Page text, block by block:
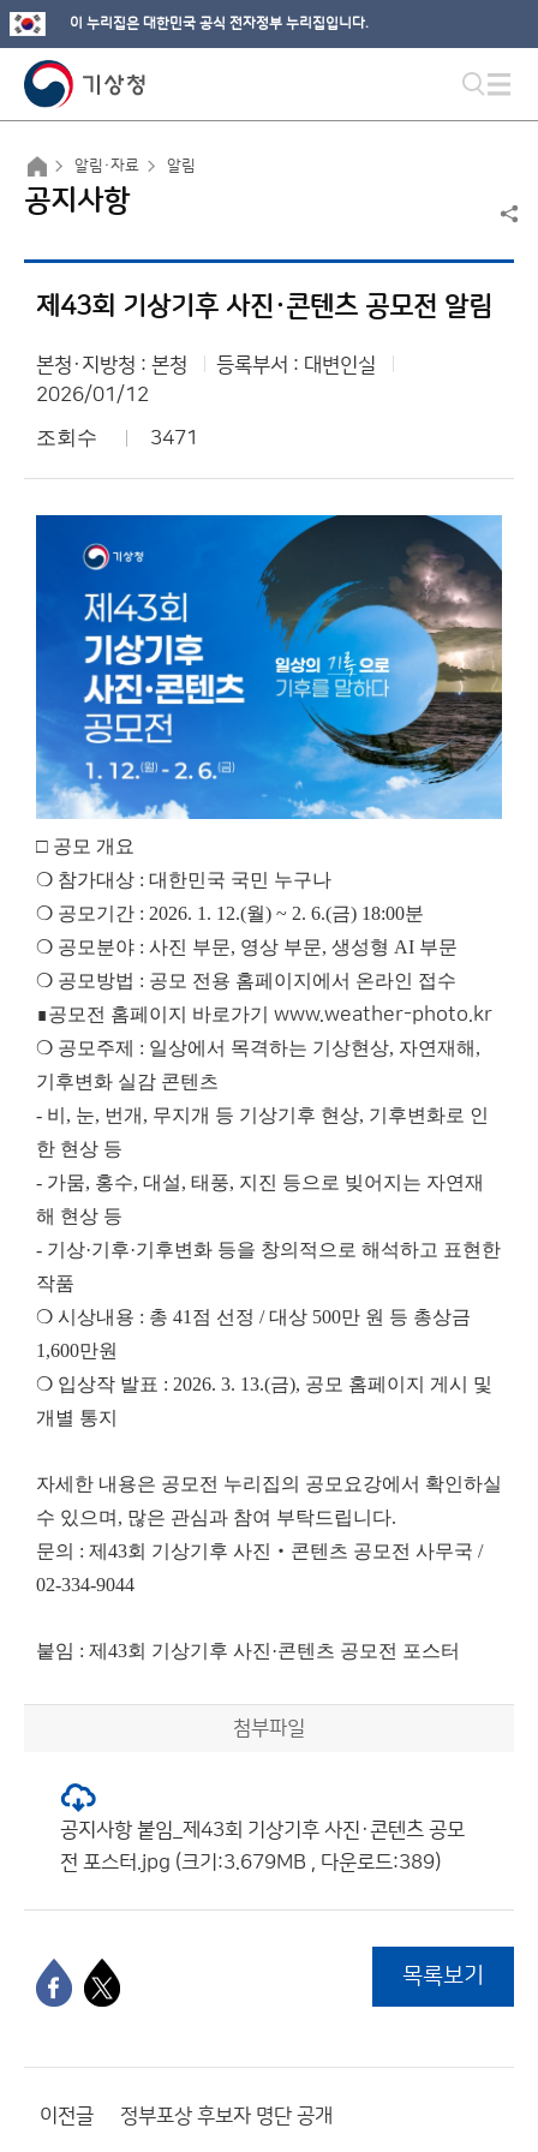
이 누리집은 대한민국 공식 전자정부 누리집입니다.
알림·자료 알림
공지사항
제43회 기상기후 사진·콘텐츠 공모전 알림
본청·지방청 : 본청
등록부서 : 대변인실
2026/01/12
조회수 3471
□ 공모 개요
❍ 참가대상 : 대한민국 국민 누구나
❍ 공모기간 : 2026. 1. 12.(월) ~ 2. 6.(금) 18:00분
❍ 공모분야 : 사진 부문, 영상 부문, 생성형 AI 부문
❍ 공모방법 : 공모 전용 홈페이지에서 온라인 접수
∎공모전 홈페이지 바로가기 www.weather-photo.kr
❍ 공모주제 : 일상에서 목격하는 기상현상, 자연재해,
기후변화 실감 콘텐츠
- 비, 눈, 번개, 무지개 등 기상기후 현상, 기후변화로 인
한 현상 등
- 가뭄, 홍수, 대설, 태풍, 지진 등으로 빚어지는 자연재
해 현상 등
- 기상·기후·기후변화 등을 창의적으로 해석하고 표현한
작품
❍ 시상내용 : 총 41점 선정 / 대상 500만 원 등 총상금
1,600만원
❍ 입상작 발표 : 2026. 3. 13.(금), 공모 홈페이지 게시 및
개별 통지
자세한 내용은 공모전 누리집의 공모요강에서 확인하실
수 있으며, 많은 관심과 참여 부탁드립니다.
문의 : 제43회 기상기후 사진‧콘텐츠 공모전 사무국 /
02-334-9044
붙임 : 제43회 기상기후 사진·콘텐츠 공모전 포스터
첨부파일
공지사항 붙임_제43회 기상기후 사진·콘텐츠 공모
전 포스터.jpg (크기:3.679MB , 다운로드:389)
목록보기
이전글 정부포상 후보자 명단 공개